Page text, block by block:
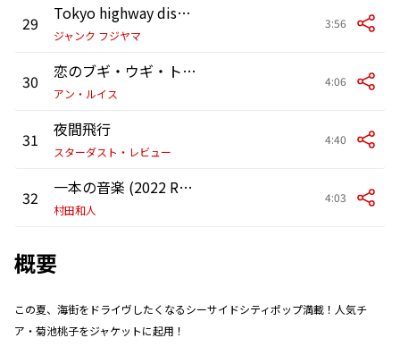
29 Tokyo highway disco drive (Horizon Version)
ジャンク フジヤマ
3:56
30 恋のブギ・ウギ・トレイン
アン・ルイス
4:06
31 夜間飛行
スターダスト・レビュー
4:40
32 一本の音楽 (2022 Remaster)
村田和人
4:03
概要
この夏、海街をドライヴしたくなるシーサイドシティポップ満載！人気チ
ア・菊池桃子をジャケットに起用！